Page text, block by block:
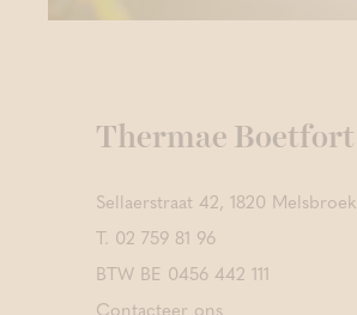
Thermae Boetfort
Sellaerstraat 42, 1820 Melsbroek
T. 02 759 81 96
BTW BE 0456 442 111
Contacteer ons